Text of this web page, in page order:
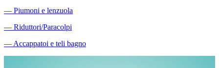
― Piumoni e lenzuola
― Riduttori/Paracolpi
―Accappatoi e teli bagno